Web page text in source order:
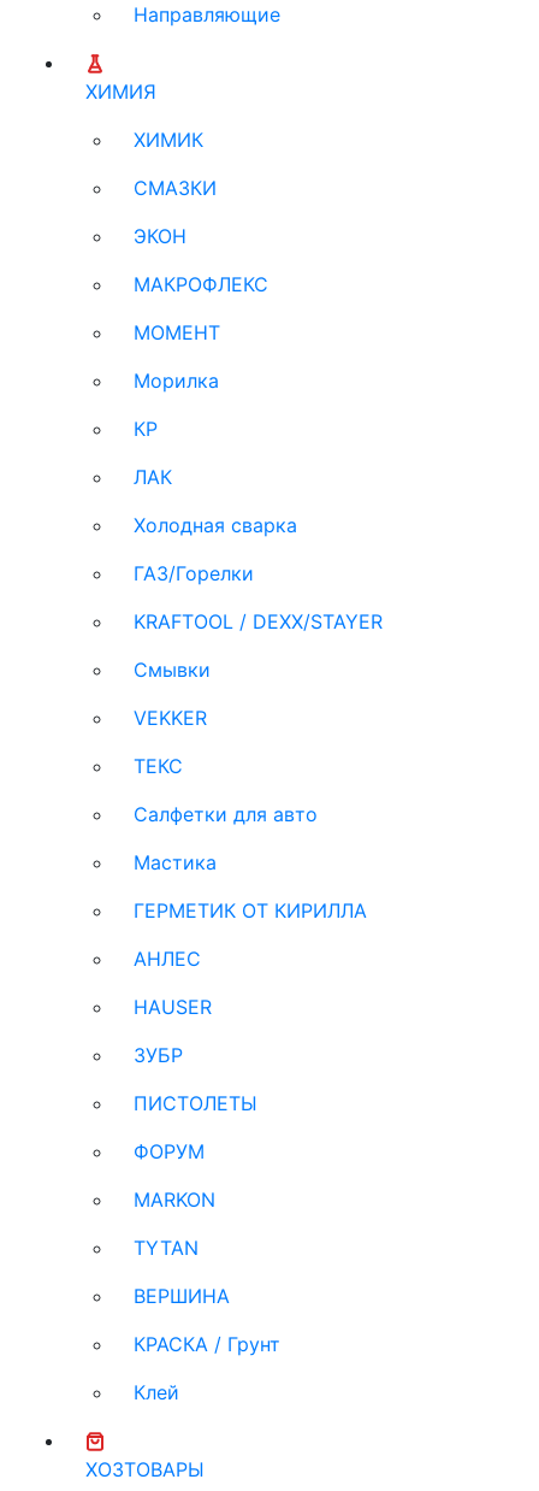
Направляющие
ХИМИЯ
ХИМИК
СМАЗКИ
ЭКОН
МАКРОФЛЕКС
МОМЕНТ
Морилка
КР
ЛАК
Холодная сварка
ГАЗ/Горелки
KRAFTOOL / DEXX/STAYER
Смывки
VEKKER
ТЕКС
Салфетки для авто
Мастика
ГЕРМЕТИК ОТ КИРИЛЛА
АНЛЕС
HAUSER
ЗУБР
ПИСТОЛЕТЫ
ФОРУМ
MARKON
TYTAN
ВЕРШИНА
КРАСКА / Грунт
Клей
ХОЗТОВАРЫ